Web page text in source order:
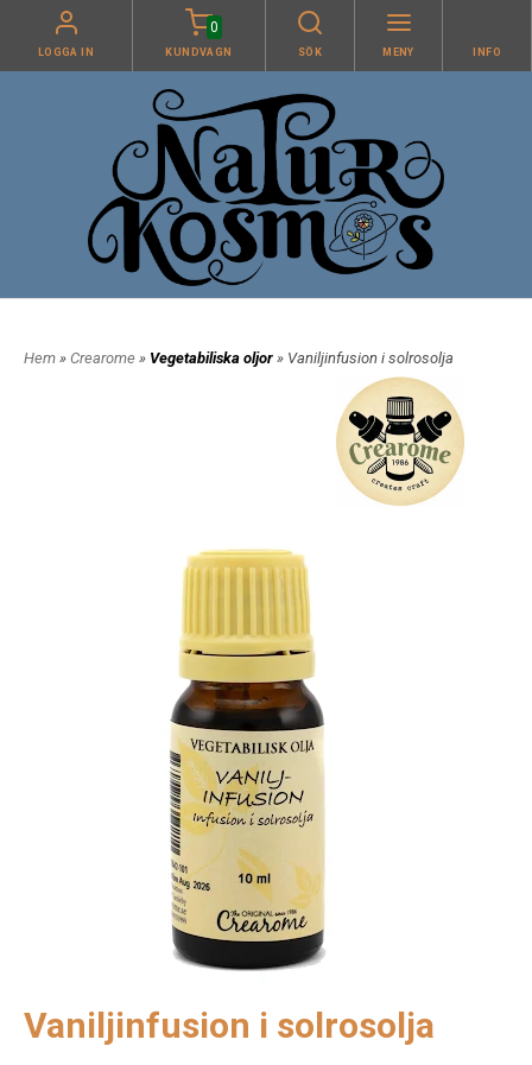
LOGGA IN
0
KUNDVAGN SÖK MENY INFO
Hem » Crearome » Vegetabiliska oljor » Vaniljinfusion i solrosolja
Vaniljinfusion i solrosolja